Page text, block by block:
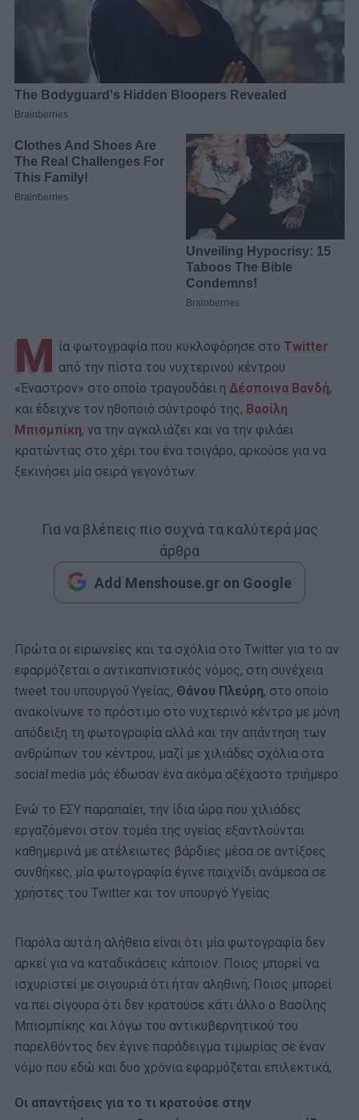
Μ ία φωτογραφία που κυκλοφόρησε στο Twitter
από την πίστα του νυχτερινού κέντρου
«Έναστρον» στο οποίο τραγουδάει η Δέσποινα Βανδή,
και έδειχνε τον ηθοποιό σύντροφό της, Βασίλη
Μπισμπίκη, να την αγκαλιάζει και να την φιλάει
κρατώντας στο χέρι του ένα τσιγάρο, αρκούσε για να
ξεκινήσει μία σειρά γεγονότων.
Για να βλέπεις πιο συχνά τα καλύτερά μας
άρθρα
Add Menshouse.gr on Google
Πρώτα οι ειρωνείες και τα σχόλια στο Twitter για το αν
εφαρμόζεται ο αντικαπνιστικός νόμος, στη συνέχεια
tweet του υπουργού Υγείας, Θάνου Πλεύρη, στο οποίο
ανακοίνωνε το πρόστιμο στο νυχτερινό κέντρο με μόνη
απόδειξη τη φωτογραφία αλλά και την απάντηση των
ανθρώπων του κέντρου, μαζί με χιλιάδες σχόλια στα
social media μάς έδωσαν ένα ακόμα αξέχαστο τριήμερο.
Ενώ το ΕΣΥ παραπαίει, την ίδια ώρα που χιλιάδες
εργαζόμενοι στον τομέα της υγείας εξαντλούνται
καθημερινά με ατέλειωτες βάρδιες μέσα σε αντίξοες
συνθήκες, μία φωτογραφία έγινε παιχνίδι ανάμεσα σε
χρήστες του Twitter και τον υπουργό Υγείας.
Παρόλα αυτά η αλήθεια είναι ότι μία φωτογραφία δεν
αρκεί για να καταδικάσεις κάποιον. Ποιος μπορεί να
ισχυριστεί με σιγουριά ότι ήταν αληθινή; Ποιος μπορεί
να πει σίγουρα ότι δεν κρατούσε κάτι άλλο ο Βασίλης
Μπισμπίκης και λόγω του αντικυβερνητικού του
παρελθόντος δεν έγινε παράδειγμα τιμωρίας σε έναν
νόμο που εδώ και δυο χρόνια εφαρμόζεται επιλεκτικά;
Οι απαντήσεις για το τι κρατούσε στην